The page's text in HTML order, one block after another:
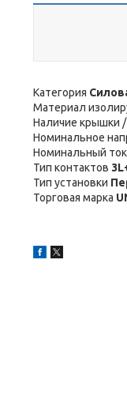
Категория
Материал
Наличие крышки /
Номинальное
Номинальный ток
Тип контактов
Тип установки
Торговая марка